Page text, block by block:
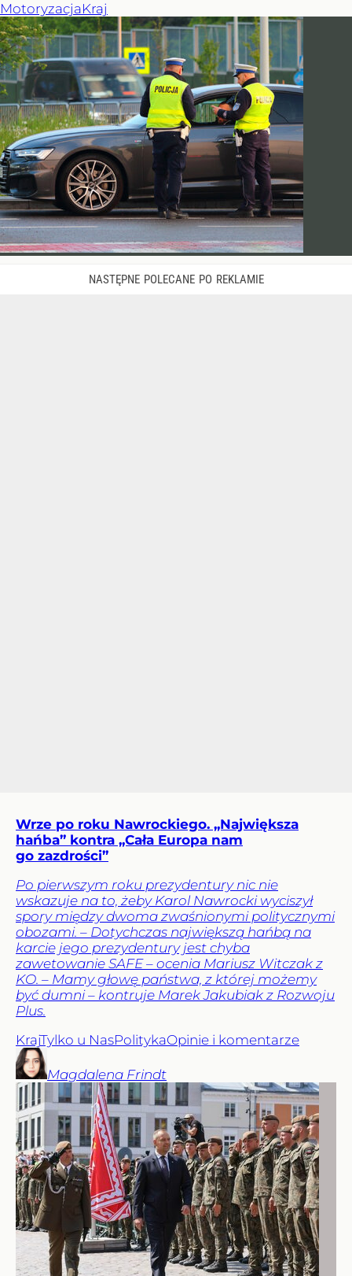
MotoryzacjaKraj
Wrze po roku Nawrockiego. „Największa
hańba” kontra „Cała Europa nam
go zazdrości”
Po pierwszym roku prezydentury nic nie
wskazuje na to, żeby Karol Nawrocki wyciszył
spory między dwoma zwaśnionymi politycznymi
obozami. – Dotychczas największą hańbą na
karcie jego prezydentury jest chyba
zawetowanie SAFE – ocenia Mariusz Witczak z
KO. – Mamy głowę państwa, z której możemy
być dumni – kontruje Marek Jakubiak z Rozwoju
Plus.
KrajTylko u NasPolitykaOpinie i komentarze
Magdalena Frindt